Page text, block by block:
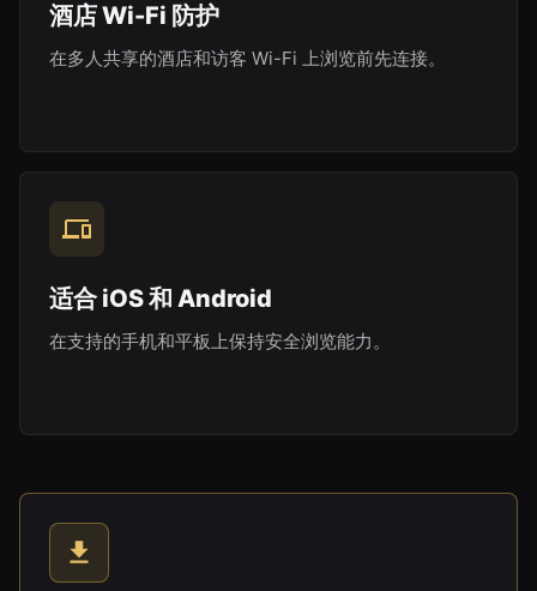
酒店 Wi-Fi 防护
在多人共享的酒店和访客 Wi-Fi 上浏览前先连接。
适合 iOS 和 Android
在支持的手机和平板上保持安全浏览能力。